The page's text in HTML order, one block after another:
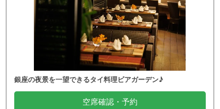
銀座の夜景を一望できるタイ料理ビアガーデン♪
空席確認・予約